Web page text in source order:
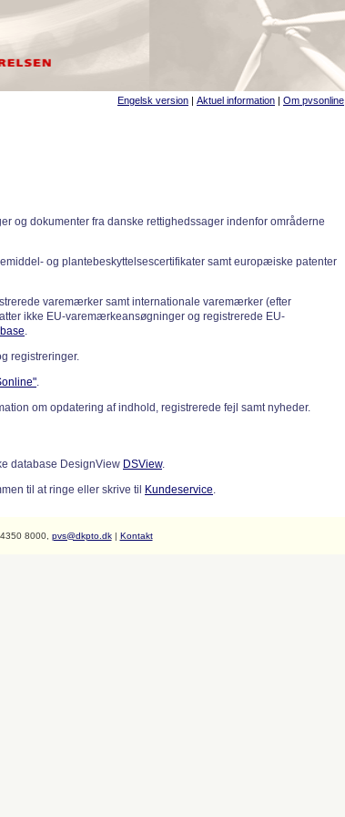
Engelsk version | Aktuel information | Om pvsonline
og dokumenter fra danske rettighedssager indenfor områderne
og plantebeskyttelsescertifikater samt europæiske patenter
varemærker samt internationale varemærker (efter
ikke EU-varemærkeansøgninger og registrerede EU-
.
registreringer.
.
om opdatering af indhold, registrerede fejl samt nyheder.
database DesignView DSView.
til at ringe eller skrive til
Kundeservice.
8000, pvs@dkpto.dk| Kontakt